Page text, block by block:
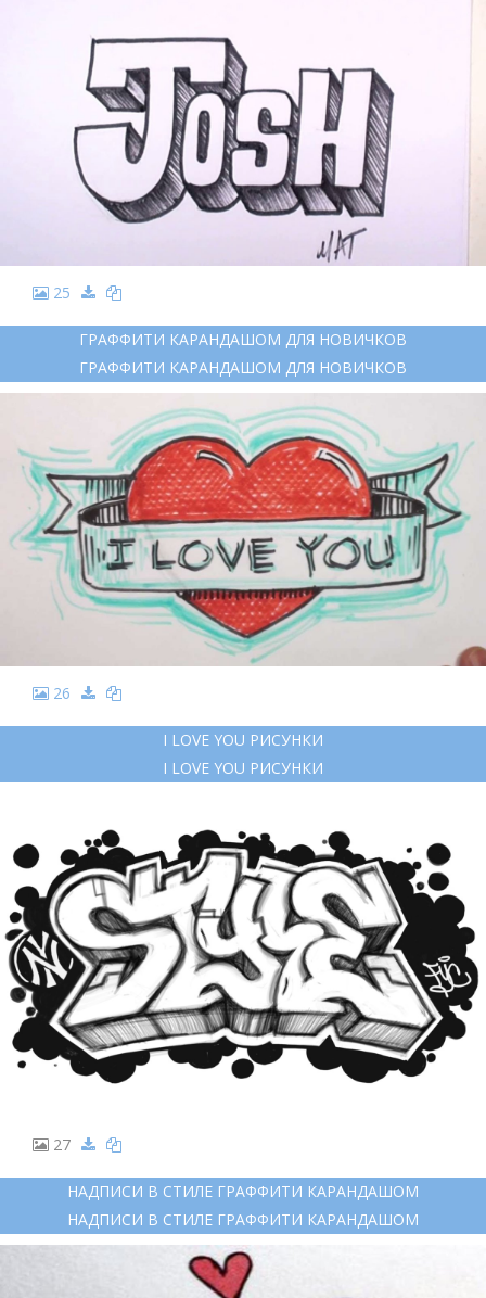
25
ГРАФФИТИ КАРАНДАШОМ ДЛЯ НОВИЧКОВ
ГРАФФИТИ КАРАНДАШОМ ДЛЯ НОВИЧКОВ
26
I LOVE YOU РИСУНКИ
I LOVE YOU РИСУНКИ
27
НАДПИСИ В СТИЛЕ ГРАФФИТИ КАРАНДАШОМ
НАДПИСИ В СТИЛЕ ГРАФФИТИ КАРАНДАШОМ